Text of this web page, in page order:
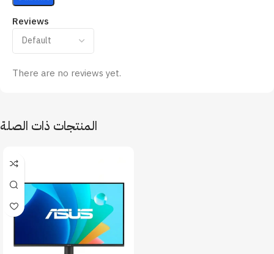
Reviews
There are no reviews yet.
المنتجات ذات الصلة